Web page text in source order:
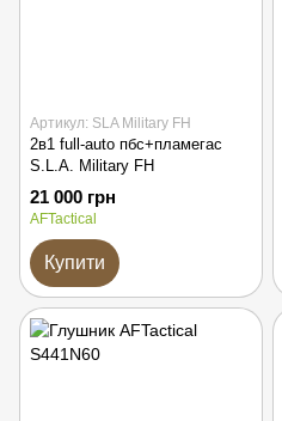
Артикул: SLA Military FH
2в1 full-auto пбс+пламегас
S.L.A. Military FH
21 000 грн
AFTactical
Купити